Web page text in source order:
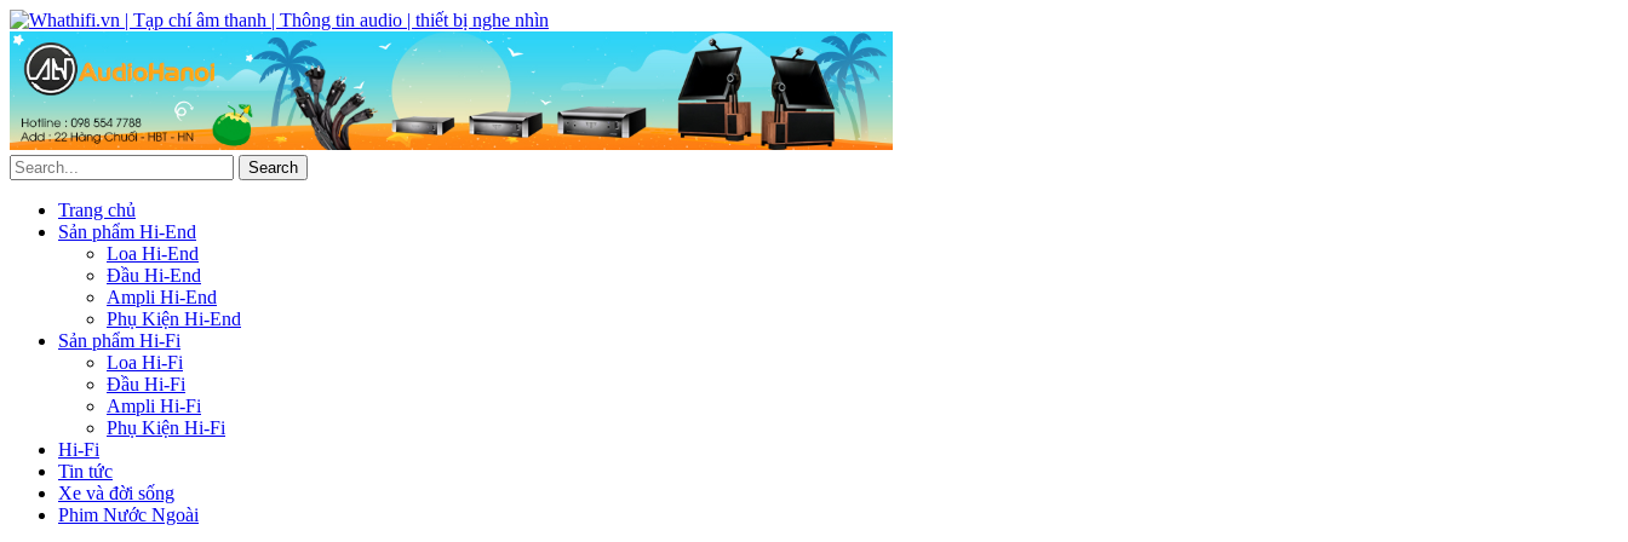
Trang chủ
Sản phẩm Hi-End
Loa Hi-End
Đầu Hi-End
Ampli Hi-End
Phụ Kiện Hi-End
Sản phẩm Hi-Fi
Loa Hi-Fi
Đầu Hi-Fi
Ampli Hi-Fi
Phụ Kiện Hi-Fi
Hi-Fi
Tin tức
Xe và đời sống
Phim Nước Ngoài